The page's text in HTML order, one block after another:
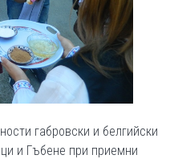
габровски и белгийски
и Гъбене при приемни